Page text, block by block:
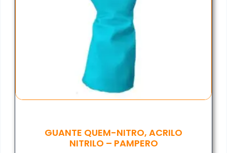
GUANTE QUEM-NITRO, ACRILO
NITRILO – PAMPERO